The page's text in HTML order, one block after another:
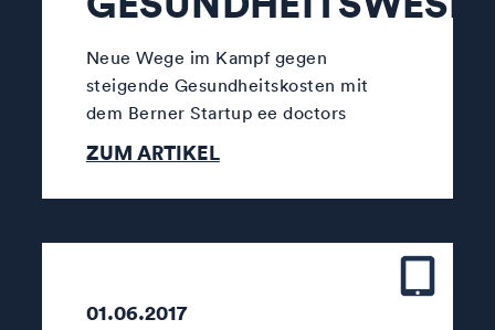
Neue Wege im Kampf gegen
steigende Gesundheitskosten mit
dem Berner Startup ee doctors
ZUM ARTIKEL
01.06.2017